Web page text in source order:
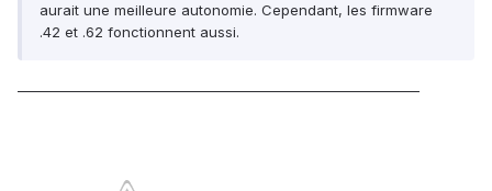
aurait une meilleure autonomie. Cependant, les firmware
.42 et .62 fonctionnent aussi.